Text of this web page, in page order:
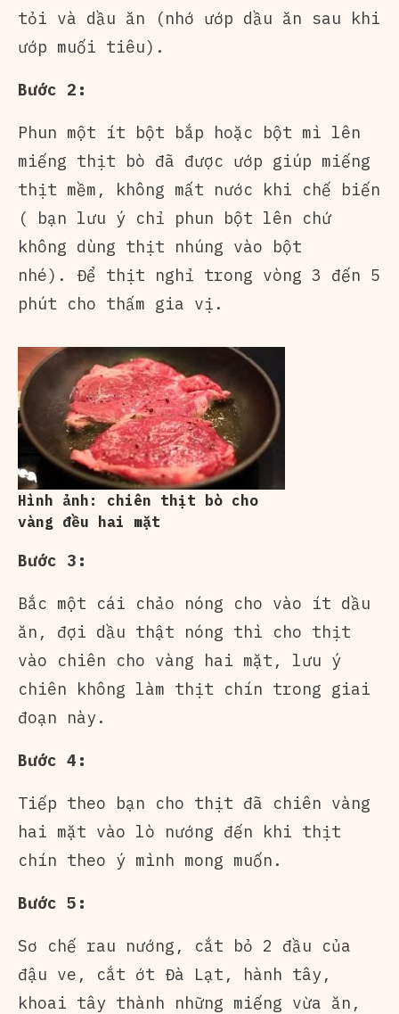
tỏi và dầu ăn (nhớ ướp dầu ăn sau khi
ướp muối tiêu).
Bước 2:
Phun một ít bột bắp hoặc bột mì lên
miếng thịt bò đã được ướp giúp miếng
thịt mềm, không mất nước khi chế biến
( bạn lưu ý chỉ phun bột lên chứ
không dùng thịt nhúng vào bột
nhé). Để thịt nghỉ trong vòng 3 đến 5
phút cho thấm gia vị.
Hình ảnh: chiên thịt bò cho
vàng đều hai mặt
Bước 3:
Bắc một cái chảo nóng cho vào ít dầu
ăn, đợi dầu thật nóng thì cho thịt
vào chiên cho vàng hai mặt, lưu ý
chiên không làm thịt chín trong giai
đoạn này.
Bước 4:
Tiếp theo bạn cho thịt đã chiên vàng
hai mặt vào lò nướng đến khi thịt
chín theo ý mình mong muốn.
Bước 5:
Sơ chế rau nướng, cắt bỏ 2 đầu của
đậu ve, cắt ớt Đà Lạt, hành tây,
khoai tây thành những miếng vừa ăn,